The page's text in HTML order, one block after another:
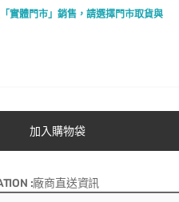
實體門市」銷售，請選擇門市取貨與
加入購物袋
:廠商直送資訊